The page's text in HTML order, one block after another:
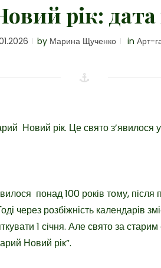
рік: дата
by Марина Щученко in Арт-
Новий рік. Це свято з’явилося у
понад 100 років тому, після
через розбіжність календарів
1 січня. Але свято за
Новий рік”.